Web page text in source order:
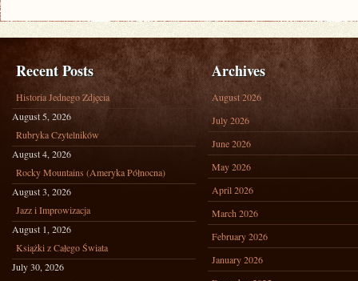
Recent Posts
Historia Jednego Zdjęcia
August 5, 2026
Rubryka Czytelników
August 4, 2026
Rocky Mountains (Ameryka Północna)
August 3, 2026
Jazz i Improwizacja
August 1, 2026
Książki z Całego Świata
July 30, 2026
Archives
August 2026
July 2026
June 2026
May 2026
April 2026
March 2026
February 2026
January 2026